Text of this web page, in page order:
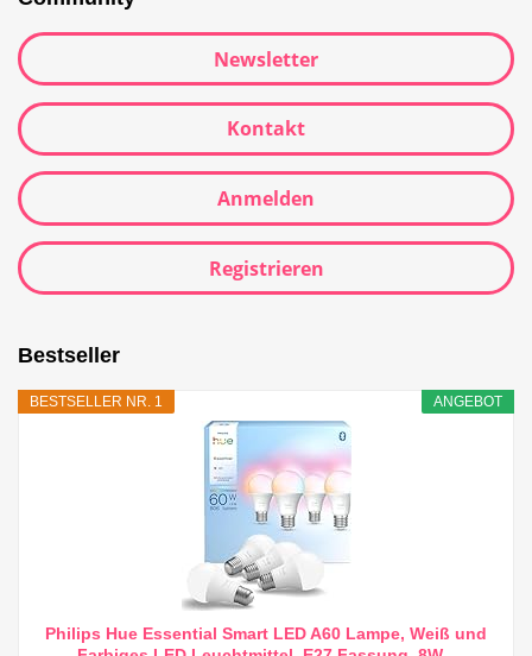
Newsletter
Kontakt
Anmelden
Registrieren
Bestseller
ANGEBOT
BESTSELLER NR. 1
Philips Hue Essential Smart LED A60 Lampe, Weiß und